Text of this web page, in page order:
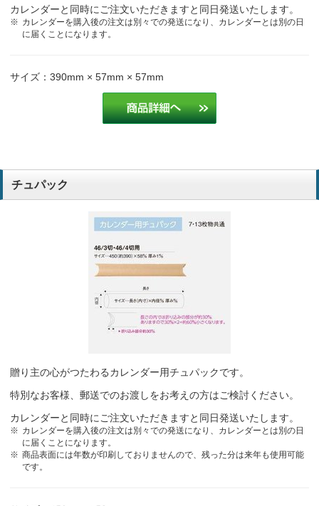
カレンダーと同時にご注文いただきますと同日発送いたします。
カレンダーを購入後の注文は別々での発送になり、カレンダーとは別の日
に届くことになります。
サイズ：390mm × 57mm × 57mm
チュパック
贈り主の心がつたわるカレンダー用チュパックです。
特別なお客様、郵送でのお渡しをお考えの方はご検討ください。
カレンダーと同時にご注文いただきますと同日発送いたします。
カレンダーを購入後の注文は別々での発送になり、カレンダーとは別の日
に届くことになります。
商品表面には年数が印刷しておりませんので、残った分は来年も使用可能
です。